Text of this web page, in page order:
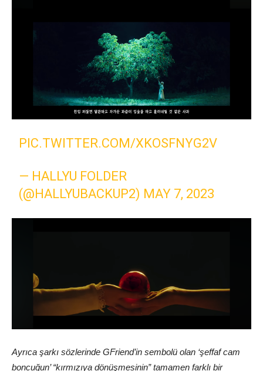
PIC.TWITTER.COM/XKOSFNYG2V
— HALLYU FOLDER
(@HALLYUBACKUP2) MAY 7, 2023
Ayrıca şarkı sözlerinde GFriend’in sembolü olan ‘şeffaf cam
boncuğun’ “kırmızıya dönüşmesinin” tamamen farklı bir